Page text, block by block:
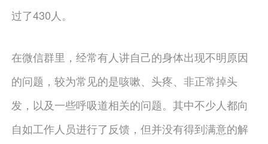
过了430人。
在微信群里，经常有人讲自己的身体出现不明原因
的问题，较为常见的是咳嗽、头疼、非正常掉头
发，以及一些呼吸道相关的问题。其中不少人都向
自如工作人员进行了反馈，但并没有得到满意的解